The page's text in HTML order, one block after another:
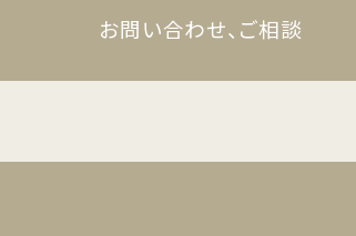
お問い合わせ、ご相談